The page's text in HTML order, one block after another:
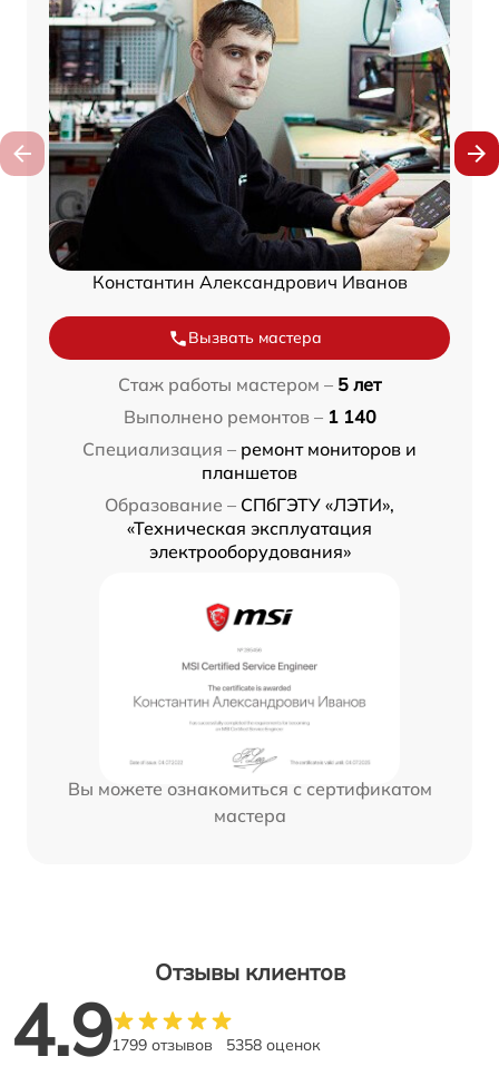
Константин Александрович Иванов
Вызвать мастера
Стаж работы мастером – 5 лет
Выполнено ремонтов – 1 140
Специализация – ремонт мониторов и
планшетов
Образование – СПбГЭТУ «ЛЭТИ»,
«Техническая эксплуатация
электрооборудования»
Вы можете ознакомиться с сертификатом
мастера
Отзывы клиентов
4.91799 отзывов 5358 оценок